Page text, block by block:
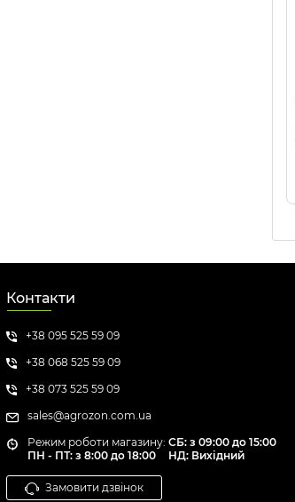
Контакти
+38 095 525 59 09
+38 068 525 59 09
+38 073 525 59 09
sales@agrozon.com.ua
Режим роботи магазину:
ПН - ПТ: з 8:00 до 18:00
СБ: з 09:00 до 15:00
НД: Вихідний
Замовити дзвінок